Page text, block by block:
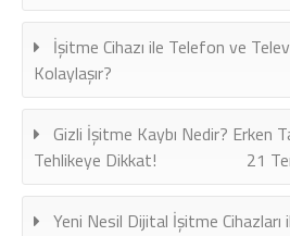
İşitme Cihazı ile Telefon ve
Kolaylaşır?
Gizli İşitme Kaybı Nedir? Erken
Tehlikeye Dikkat!
21
Yeni Nesil Dijital İşitme